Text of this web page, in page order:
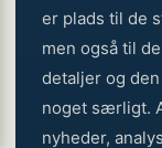
er plads til de
men også til
detaljer og
noget særligt.
nyheder,